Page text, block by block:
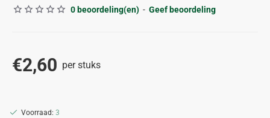
0 beoordeling(en) - Geef beoordeling
€2,60 per stuks
Voorraad: 3